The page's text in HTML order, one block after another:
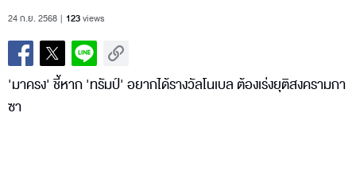
24 ก.ย. 2568 123views
'มาครง' ชี้หาก 'ทรัมป์' อยากได้รางวัลโนเบล ต้องเร่งยุติสงครามกา
ซา